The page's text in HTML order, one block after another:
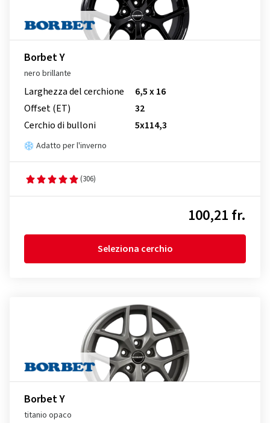
Borbet Y
nero brillante
Larghezza del cerchione
6,5 x 16
Offset (ET)
32
Cerchio di bulloni
5x114,3
Adatto per l'inverno
(306)
100,21 fr.
Seleziona cerchio
Borbet Y
titanio opaco